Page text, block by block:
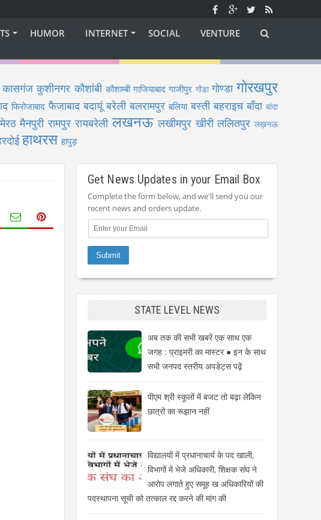
HUMOR INTERNET SOCIAL VENTURE
कासगंज कुशीनगर कौशांबी कौशाम्बी गाजियाबाद गाजीपुर गोंडा गोण्डा गोरखपुर
फिरोजाबाद फैजाबाद बदायूं बरेली बलरामपुर बलिया बस्ती बहराइच बाँदा बांदा
मेरठ मैनपुरी रामपुर रायबरेली लखनऊ लखीमपुर खीरी ललितपुर लख़नऊ
हाथरस हापुड़
Get News Updates in your Email Box
Complete the form below, and we'll send you our
recent news and orders update.
STATE LEVEL NEWS
अब तक की सभी खबरें एक साथ एक
जगह : प्राइमरी का मास्टर ● इन के साथ
सभी जनपद स्तरीय अपडेट्स पढ़ें
पीएम श्री स्कूलों में बजट तो बढ़ा लेकिन
छात्रों का रूझान नहीं
विद्यालयों में प्रधानाचार्य के पद खाली,
विभागों में भेजे अधिकारी, शिक्षक संघ ने
आरोप लगाते हुए समूह ख अधिकारियों की
पदस्थापना सूची को तत्काल रद्द करने की मांग की